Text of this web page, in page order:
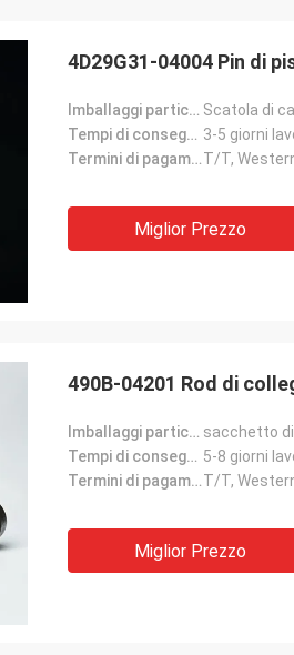
4D29G31-04004 Pin di
Imballaggi particolari: Scatola di
Tempi di consegna: 3-5 giorni
Termini di pagamento:T/T,
Miglior Prezzo
490B-04201 Rod di
Imballaggi particolari: sacchetto
Tempi di consegna: 5-8 giorni
Termini di pagamento:T/T,
Miglior Prezzo